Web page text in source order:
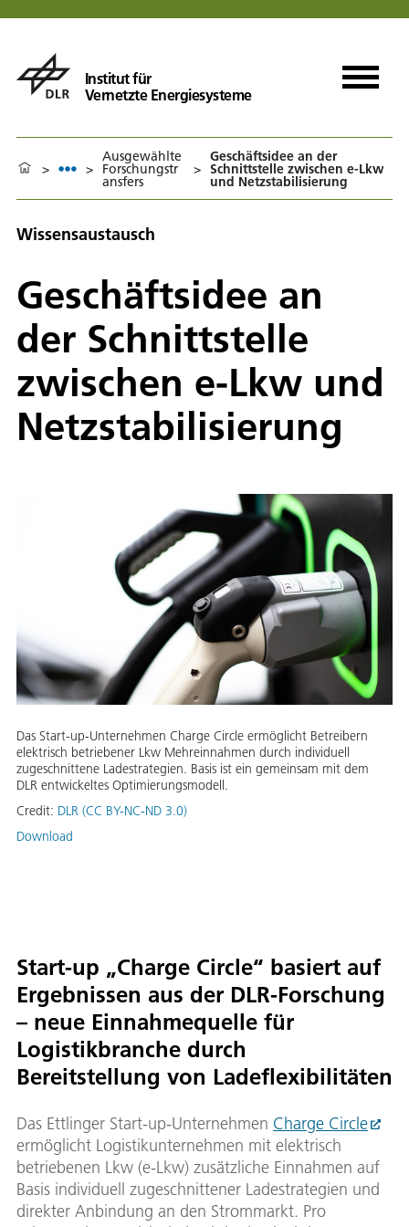
Institut für
Vernetzte Energiesysteme
> >
Ausgewählte
Forschungstr
ansfers
>
Geschäftsidee an der
Schnittstelle zwischen e-Lkw
und Netzstabilisierung
Wissensaustausch
Geschäftsidee an
der Schnittstelle
zwischen e-Lkw und
Netzstabilisierung
Das Start-up-Unternehmen Charge Circle ermöglicht Betreibern
elektrisch betriebener Lkw Mehreinnahmen durch individuell
zugeschnittene Ladestrategien. Basis ist ein gemeinsam mit dem
DLR entwickeltes Optimierungsmodell.
Credit: DLR (CC BY-NC-ND 3.0)
Download
Start-up „Charge Circle“ basiert auf
Ergebnissen aus der DLR-Forschung
– neue Einnahmequelle für
Logistikbranche durch
Bereitstellung von Ladeflexibilitäten
Das Ettlinger Start-up-Unternehmen Charge Circle
ermöglicht Logistikunternehmen mit elektrisch
betriebenen Lkw (e-Lkw) zusätzliche Einnahmen auf
Basis individuell zugeschnittener Ladestrategien und
direkter Anbindung an den Strommarkt. Pro